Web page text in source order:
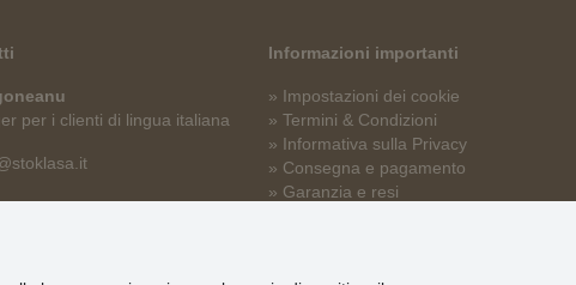
per i clienti di lingua italiana
Informazioni importanti
» Impostazioni dei cookie
» Termini & Condizioni
» Informativa sulla Privacy
» Consegna e pagamento
» Garanzia e resi